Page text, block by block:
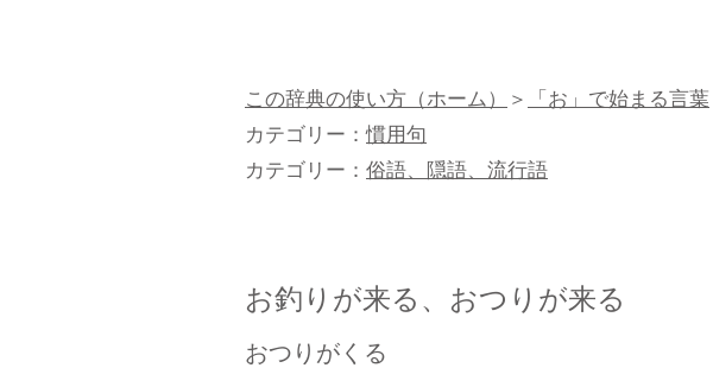
この辞典の使い方（ホーム）＞「お」で始まる言葉
カテゴリー：慣用句
カテゴリー： 俗語、隠語、流行語
お釣りが来る、おつりが来る
おつりがくる